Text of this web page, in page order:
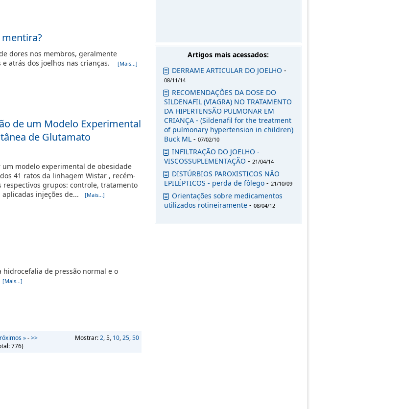
dores nos membros, geralmente
atrás dos joelhos nas crianças.
[Mais...]
de um Modelo Experimental
de Glutamato
um modelo experimental de obesidade
41 ratos da linhagem Wistar , recém-
respectivos grupos: controle, tratamento
injeções de...
[Mais...]
hidrocefalia de pressão normal e o
[Mais...]
Mostrar:2, 5, 10,25,50
»->>
776)
Artigos mais acessados:
DERRAME ARTICULAR DO JOELHO -
08/11/14
RECOMENDAÇÕES DA DOSE DO
SILDENAFIL (VIAGRA) NO TRATAMENTO
DA HIPERTENSÃO PULMONAR EM
CRIANÇA - (Sildenafil for the treatment
of pulmonary hypertension in children)
Buck ML - 07/02/10
INFILTRAÇÃO DO JOELHO -
VISCOSSUPLEMENTAÇÃO - 21/04/14
DISTÚRBIOS PAROXISTICOS NÃO
EPILÉPTICOS - perda de fôlego - 21/10/09
Orientações sobre medicamentos
utilizados rotineiramente - 08/04/12